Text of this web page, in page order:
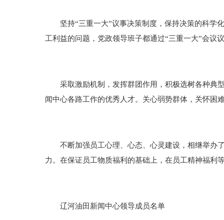
坚持“三重一大”议事决策制度，保持决策的科学化
工利益的问题，党政领导班子都通过“三重一大”会议
采取激励机制，发挥群团作用，积极选树各种典型
闻中心各路工作的优秀人才。关心弱势群体，关怀困
不断加强员工心理、心态、心灵建设，相继举办了
力。在保证员工物质福利的基础上，在员工精神福利
辽河油田新闻中心领导成员名单